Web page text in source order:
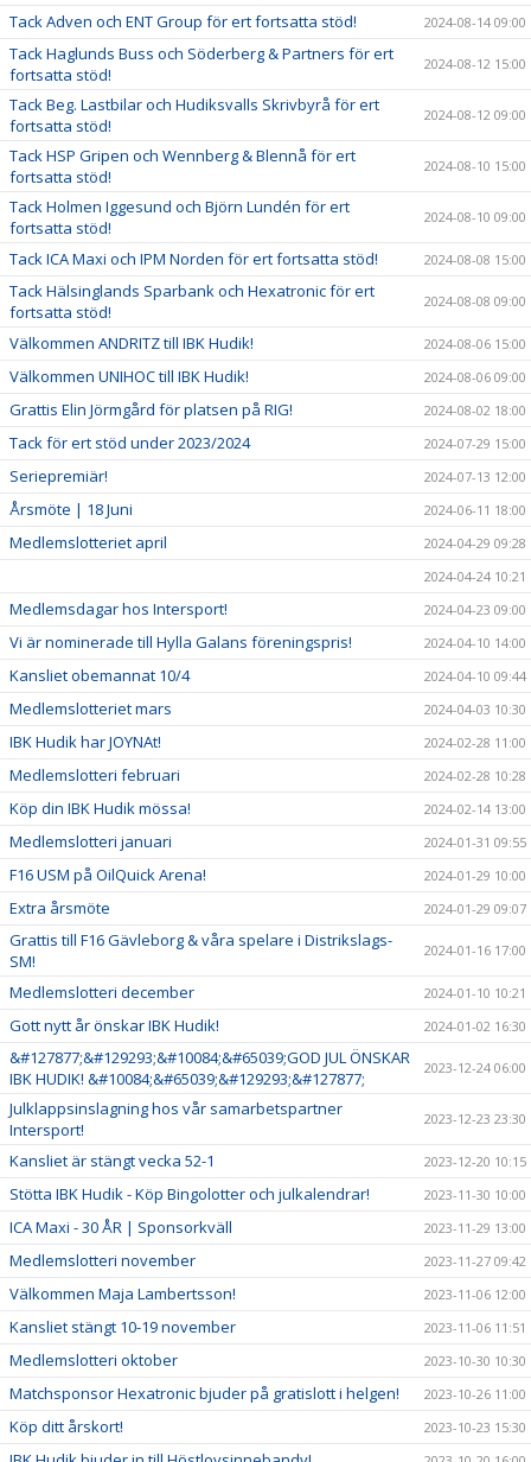
Tack Adven och ENT Group för ert fortsatta stöd! 2024-08-14 09:00
Tack Haglunds Buss och Söderberg & Partners för ert
fortsatta stöd!
2024-08-12 15:00
Tack Beg. Lastbilar och Hudiksvalls Skrivbyrå för ert
fortsatta stöd!
2024-08-12 09:00
Tack HSP Gripen och Wennberg & Blennå för ert
fortsatta stöd!
2024-08-10 15:00
Tack Holmen Iggesund och Björn Lundén för ert
fortsatta stöd!
2024-08-10 09:00
Tack ICA Maxi och IPM Norden för ert fortsatta stöd! 2024-08-08 15:00
Tack Hälsinglands Sparbank och Hexatronic för ert
fortsatta stöd!
2024-08-08 09:00
Välkommen ANDRITZ till IBK Hudik! 2024-08-06 15:00
Välkommen UNIHOC till IBK Hudik! 2024-08-06 09:00
Grattis Elin Jörmgård för platsen på RIG! 2024-08-02 18:00
Tack för ert stöd under 2023/2024 2024-07-29 15:00
Seriepremiär! 2024-07-13 12:00
Årsmöte | 18 Juni 2024-06-11 18:00
Medlemslotteriet april
2024-04-29 09:28
2024-04-24 10:21
Medlemsdagar hos Intersport! 2024-04-23 09:00
Vi är nominerade till Hylla Galans föreningspris! 2024-04-10 14:00
Kansliet obemannat 10/4 2024-04-10 09:44
Medlemslotteriet mars 2024-04-03 10:30
IBK Hudik har JOYNAt! 2024-02-28 11:00
Medlemslotteri februari 2024-02-28 10:28
Köp din IBK Hudik mössa! 2024-02-14 13:00
Medlemslotteri januari 2024-01-31 09:55
F16 USM på OilQuick Arena! 2024-01-29 10:00
Extra årsmöte 2024-01-29 09:07
Grattis till F16 Gävleborg & våra spelare i Distrikslags-
SM!
2024-01-16 17:00
Medlemslotteri december 2024-01-10 10:21
Gott nytt år önskar IBK Hudik! 2024-01-02 16:30
&#127877;&#129293;&#10084;&#65039;GOD JUL ÖNSKAR
IBK HUDIK! &#10084;&#65039;&#129293;&#127877;
2023-12-24 06:00
Julklappsinslagning hos vår samarbetspartner
Intersport!
2023-12-23 23:30
Kansliet är stängt vecka 52-1 2023-12-20 10:15
Stötta IBK Hudik - Köp Bingolotter och julkalendrar! 2023-11-30 10:00
ICA Maxi - 30 ÅR | Sponsorkväll 2023-11-29 13:00
Medlemslotteri november 2023-11-27 09:42
Välkommen Maja Lambertsson! 2023-11-06 12:00
Kansliet stängt 10-19 november 2023-11-06 11:51
Medlemslotteri oktober 2023-10-30 10:30
Matchsponsor Hexatronic bjuder på gratislott i helgen! 2023-10-26 11:00
Köp ditt årskort! 2023-10-23 15:30